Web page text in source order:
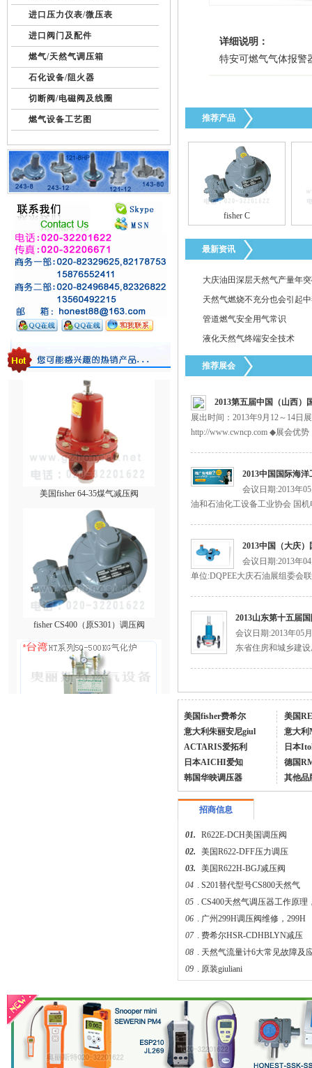
进口压力仪表/微压表
进口阀门及配件
燃气/天然气调压箱
石化设备/阻火器
切断阀/电磁阀及线圈
燃气设备工艺图
美国fisher1098-EGR调压器
1098-EGR全不锈钢调压阀
美国FISHER EZR调压阀
美国fisher 64-35煤气减压阀
fisher CS400（原S301）调压阀
伊腾气相切换阀AXS-8B
详细说明：
特安可燃气气体报警
推荐产品
fisher C
最新资讯
大庆油田深层天然气产量年
天然气燃烧不充分也会引起
管道燃气安全用气常识
液化天然气终端安全技术
推荐展会
2013第五届中国（山西）
展出时间：2013年9月12～14日
http://www.cwncp.com ◆展会优
2013中国国际海
会议日期:2013年
油和石油化工设备工业协会 国
2013中国（大庆
会议日期:2013年
单位:DQPEE大庆石油展组委会
2013山东第十五届
会议日期:2013年05
东省住房和城乡建
美国fisher费希尔
美国
意大利朱丽安尼giul
意大利
ACTARIS爱拓利
日本
日本AICHI爱知
德国
韩国华映调压器
其他品
招商信息
01.
R622E-DCH美国调压阀
02.
美国R622-DFF压力调压
03.
美国R622H-BGJ减压阀
04 . S201替代型号CS800天然气
05 . CS400天然气调压器工作原理
06 . 广州299H调压阀维修，299H
07 . 费希尔HSR-CDHBLYN减压
08 . 天然气流量计6大常见故障及
09 . 原装giuliani